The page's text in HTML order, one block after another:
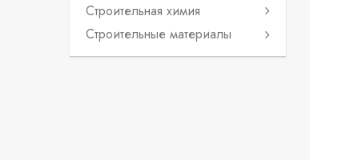
Строительная химия
Строительные материалы